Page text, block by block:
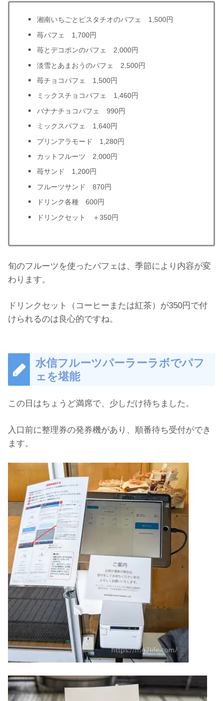
湘南いちごとピスタチオのパフェ 1,500円
苺パフェ 1,700円
苺とデコポンのパフェ 2,000円
淡雪とあまおうのパフェ 2,500円
苺チョコパフェ 1,500円
ミックスチョコパフェ 1,460円
バナナチョコパフェ 990円
ミックスパフェ 1,640円
プリンアラモード 1,280円
カットフルーツ 2,000円
苺サンド 1,200円
フルーツサンド 870円
ドリンク各種 600円
ドリンクセット ＋350円
旬のフルーツを使ったパフェは、季節により内容が変
わります。
ドリンクセット（コーヒーまたは紅茶）が350円で付
けられるのは良心的ですね。
水信フルーツパーラーラボでパフ
ェを堪能
この日はちょうど満席で、少しだけ待ちました。
入口前に整理券の発券機があり、順番待ち受付ができ
ます。